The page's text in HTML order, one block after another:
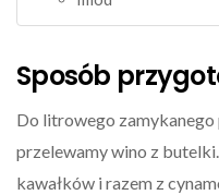
Sposób
Do litrowego zamykanego
przelewamy wino z
kawałków i razem z